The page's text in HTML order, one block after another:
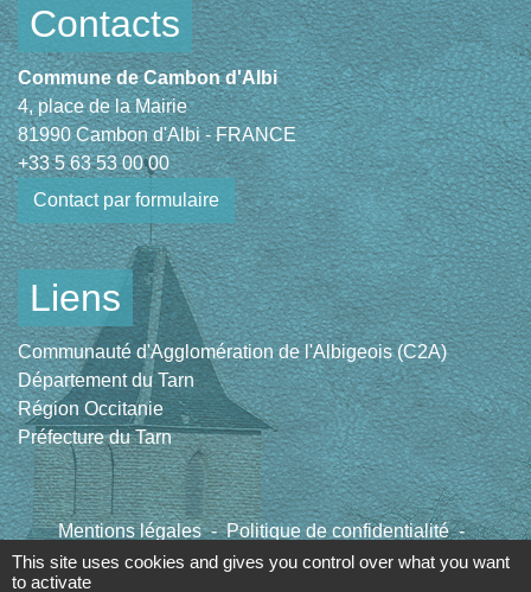
Contacts
Commune de Cambon d'Albi
4, place de la Mairie
81990 Cambon d'Albi - FRANCE
+33 5 63 53 00 00
Contact par formulaire
Liens
Communauté d'Agglomération de l'Albigeois (C2A)
Département du Tarn
Région Occitanie
Préfecture du Tarn
Mentions légales - Politique de confidentialité -
Accessibilité - Plan du site - Gestion des cookies
This site uses cookies and gives you control over what you want
to activate